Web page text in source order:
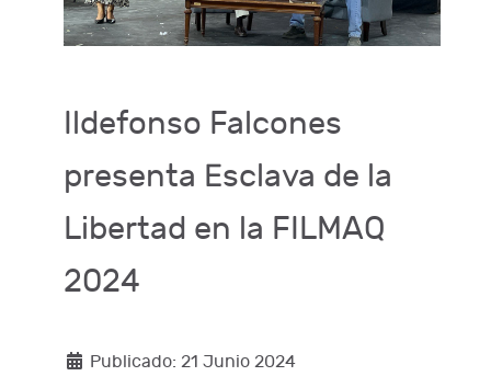
Ildefonso Falcones
presenta Esclava de la
Libertad en la FILMAQ
2024
Publicado: 21 Junio 2024